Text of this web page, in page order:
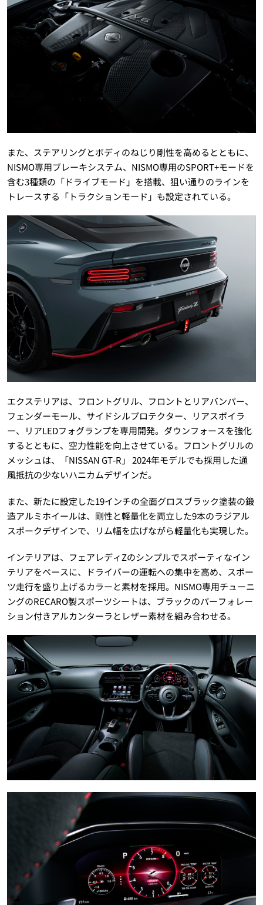
また、ステアリングとボディのねじり剛性を高めるとともに、
NISMO専用ブレーキシステム、NISMO専用のSPORT+モードを
含む3種類の「ドライブモード」を搭載、狙い通りのラインを
トレースする「トラクションモード」も設定されている。
エクステリアは、フロントグリル、フロントとリアバンパー、
フェンダーモール、サイドシルプロテクター、リアスポイラ
ー、リアLEDフォグランプを専用開発。ダウンフォースを強化
するとともに、空力性能を向上させている。フロントグリルの
メッシュは、「NISSAN GT-R」 2024年モデルでも採用した通
風抵抗の少ないハニカムデザインだ。
また、新たに設定した19インチの全面グロスブラック塗装の鍛
造アルミホイールは、剛性と軽量化を両立した9本のラジアル
スポークデザインで、リム幅を広げながら軽量化も実現した。
インテリアは、フェアレディZのシンプルでスポーティなイン
テリアをベースに、ドライバーの運転への集中を高め、スポー
ツ走行を盛り上げるカラーと素材を採用。NISMO専用チューニ
ングのRECARO製スポーツシートは、ブラックのパーフォレー
ション付きアルカンターラとレザー素材を組み合わせる。